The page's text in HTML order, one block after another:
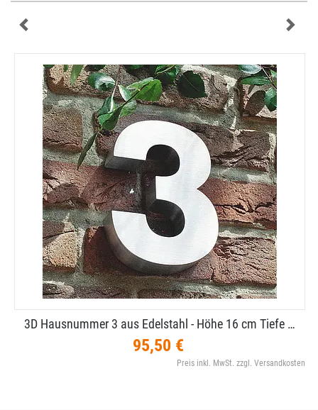
3D Hausnummer 3 aus Edelstahl - Höhe 16 cm Tiefe …
95,50 €
Preis inkl. MwSt. zzgl. Versandkosten